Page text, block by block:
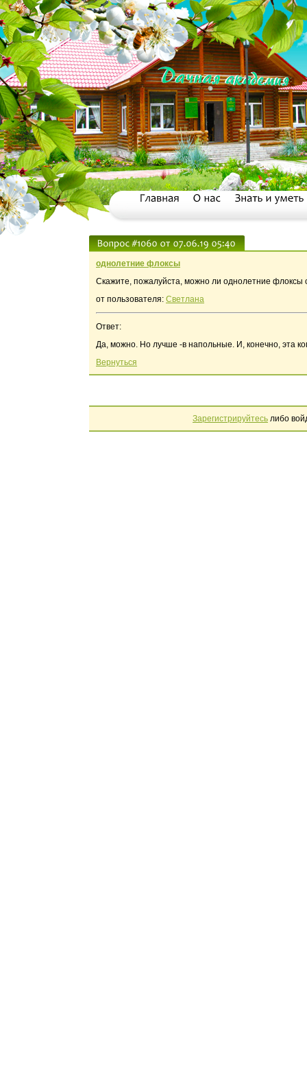
однолетние флоксы
Скажите, пожалуйста, можно ли однолетние флоксы
от пользователя: Светлана
Ответ:
Да, можно. Но лучше -в напольные. И, конечно, эта
Вернуться
Зарегистрируйтесь либо